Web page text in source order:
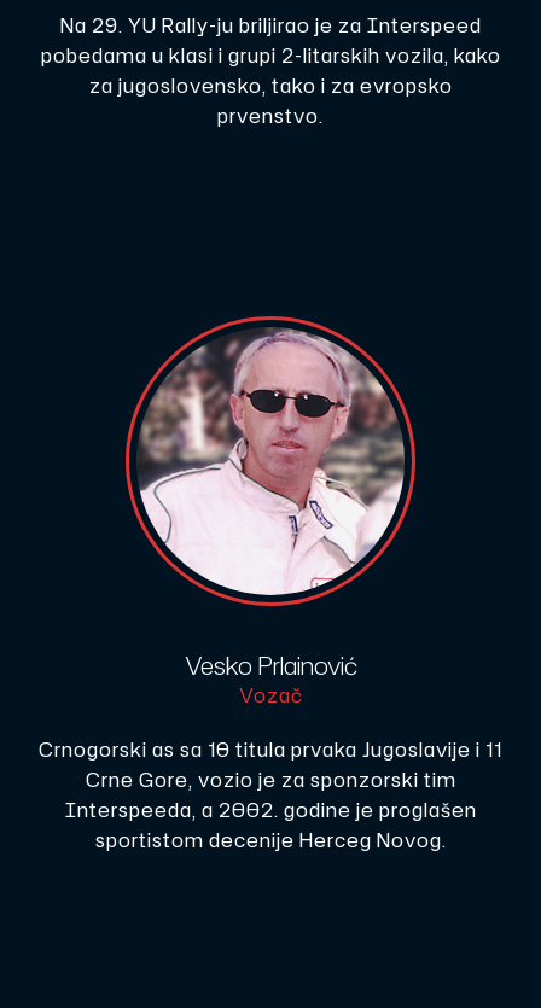
Na 29. YU Rally-ju briljirao je za Interspeed
pobedama u klasi i grupi 2-litarskih vozila, kako
za jugoslovensko, tako i za evropsko
prvenstvo.
Vesko Prlainović
Vozač
Crnogorski as sa 10 titula prvaka Jugoslavije i 11
Crne Gore, vozio je za sponzorski tim
Interspeeda, a 2002. godine je proglašen
sportistom decenije Herceg Novog.